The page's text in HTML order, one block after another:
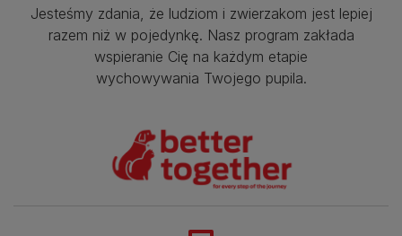
Jesteśmy zdania, że ludziom i zwierzakom jest lepiej
razem niż w pojedynkę. Nasz program zakłada
wspieranie Cię na każdym etapie
wychowywania Twojego pupila.